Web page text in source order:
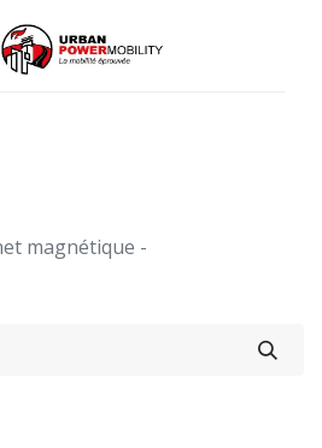
magnétique -